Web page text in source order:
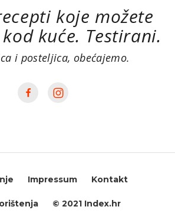
koje možete
kuće. Testirani.
i posteljica, obećajemo.
Impressum Kontakt
© 2021 Index.hr